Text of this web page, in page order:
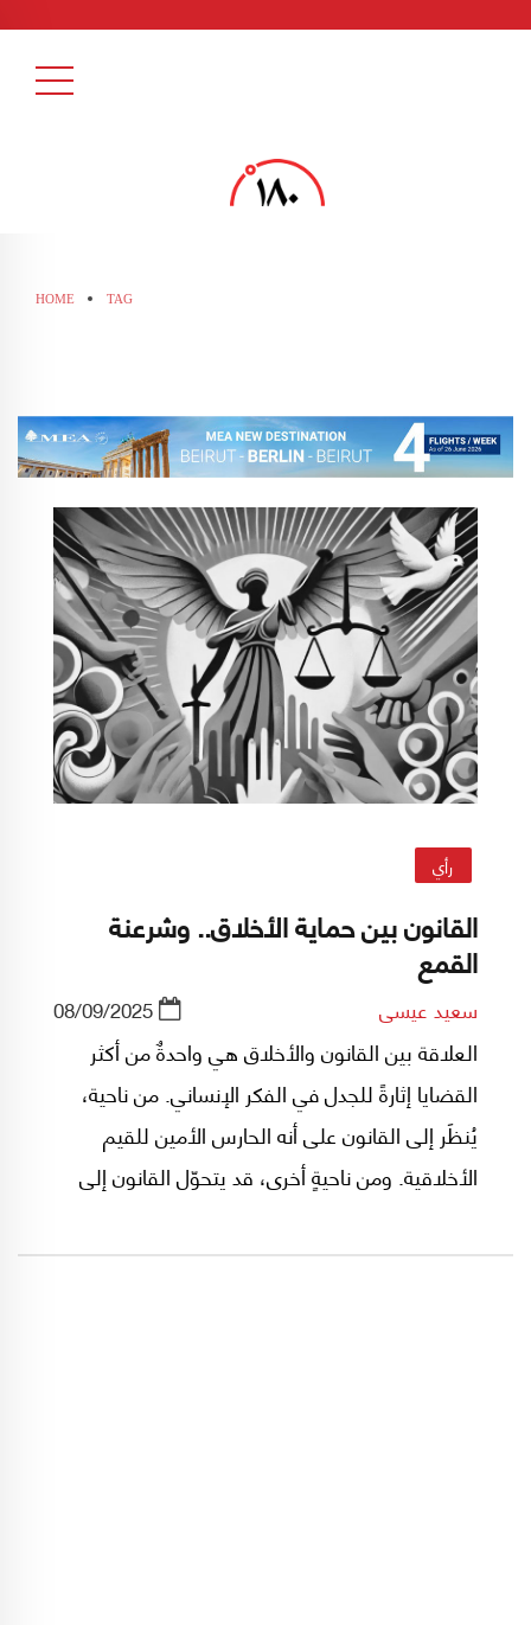
HOME TAG
رأي
القانون بين حماية الأخلاق.. وشرعنة
القمع
سعيد عيسى 08/09/2025
العلاقة بين القانون والأخلاق هي واحدةٌ من أكثر
القضايا إثارةً للجدل في الفكر الإنساني. من ناحية،
يُنظَر إلى القانون على أنه الحارس الأمين للقيم
الأخلاقية. ومن ناحيةٍ أخرى، قد يتحوّل القانون إلى
الحفاظ على الأخلاق. إنّ فهم هذه الحدود الفاصلة